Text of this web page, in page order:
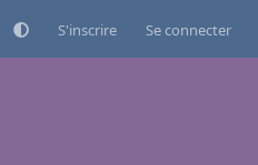
S'inscrire Se connecter